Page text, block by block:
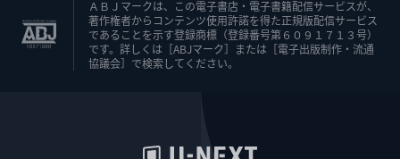
ＡＢＪマークは、この電子書店・電子書籍配信サービスが、
著作権者からコンテンツ使用許諾を得た正規版配信サービス
であることを示す登録商標（登録番号第６０９１７１３号）
です。詳しくは［ABJマーク］または［電子出版制作・流通
協議会］で検索してください。